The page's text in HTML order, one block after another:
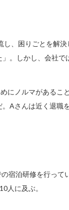
、困りごとを解
。しかし、会社
にノルマがある
Aさんは近く退職
宿泊研修を行っ
人に及ぶ。